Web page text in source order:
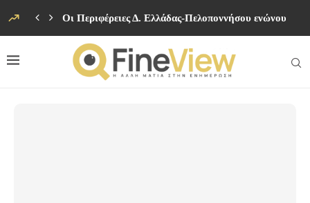
Οι Περιφέρειες Δ. Ελλάδας-Πελοποννήσου ενώνουν